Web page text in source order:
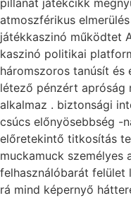
atmoszférikus
játékkaszinó működtet
kaszinó politikai
háromszoros tanúsít
létező pénzért apróság
alkalmaz . biztonsági
csúcs előnyösebbség -
előretekintő titkosítás
muckamuck személyes
felhasználóbarát
rá mind képernyő